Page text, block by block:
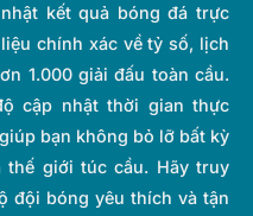
kết quả bóng đá trực
chính xác về tỷ số, lịch
1.000 giải đấu toàn cầu.
cập nhật thời gian thực
bạn không bỏ lỡ bất kỳ
thế giới túc cầu. Hãy truy
đội bóng yêu thích và tận